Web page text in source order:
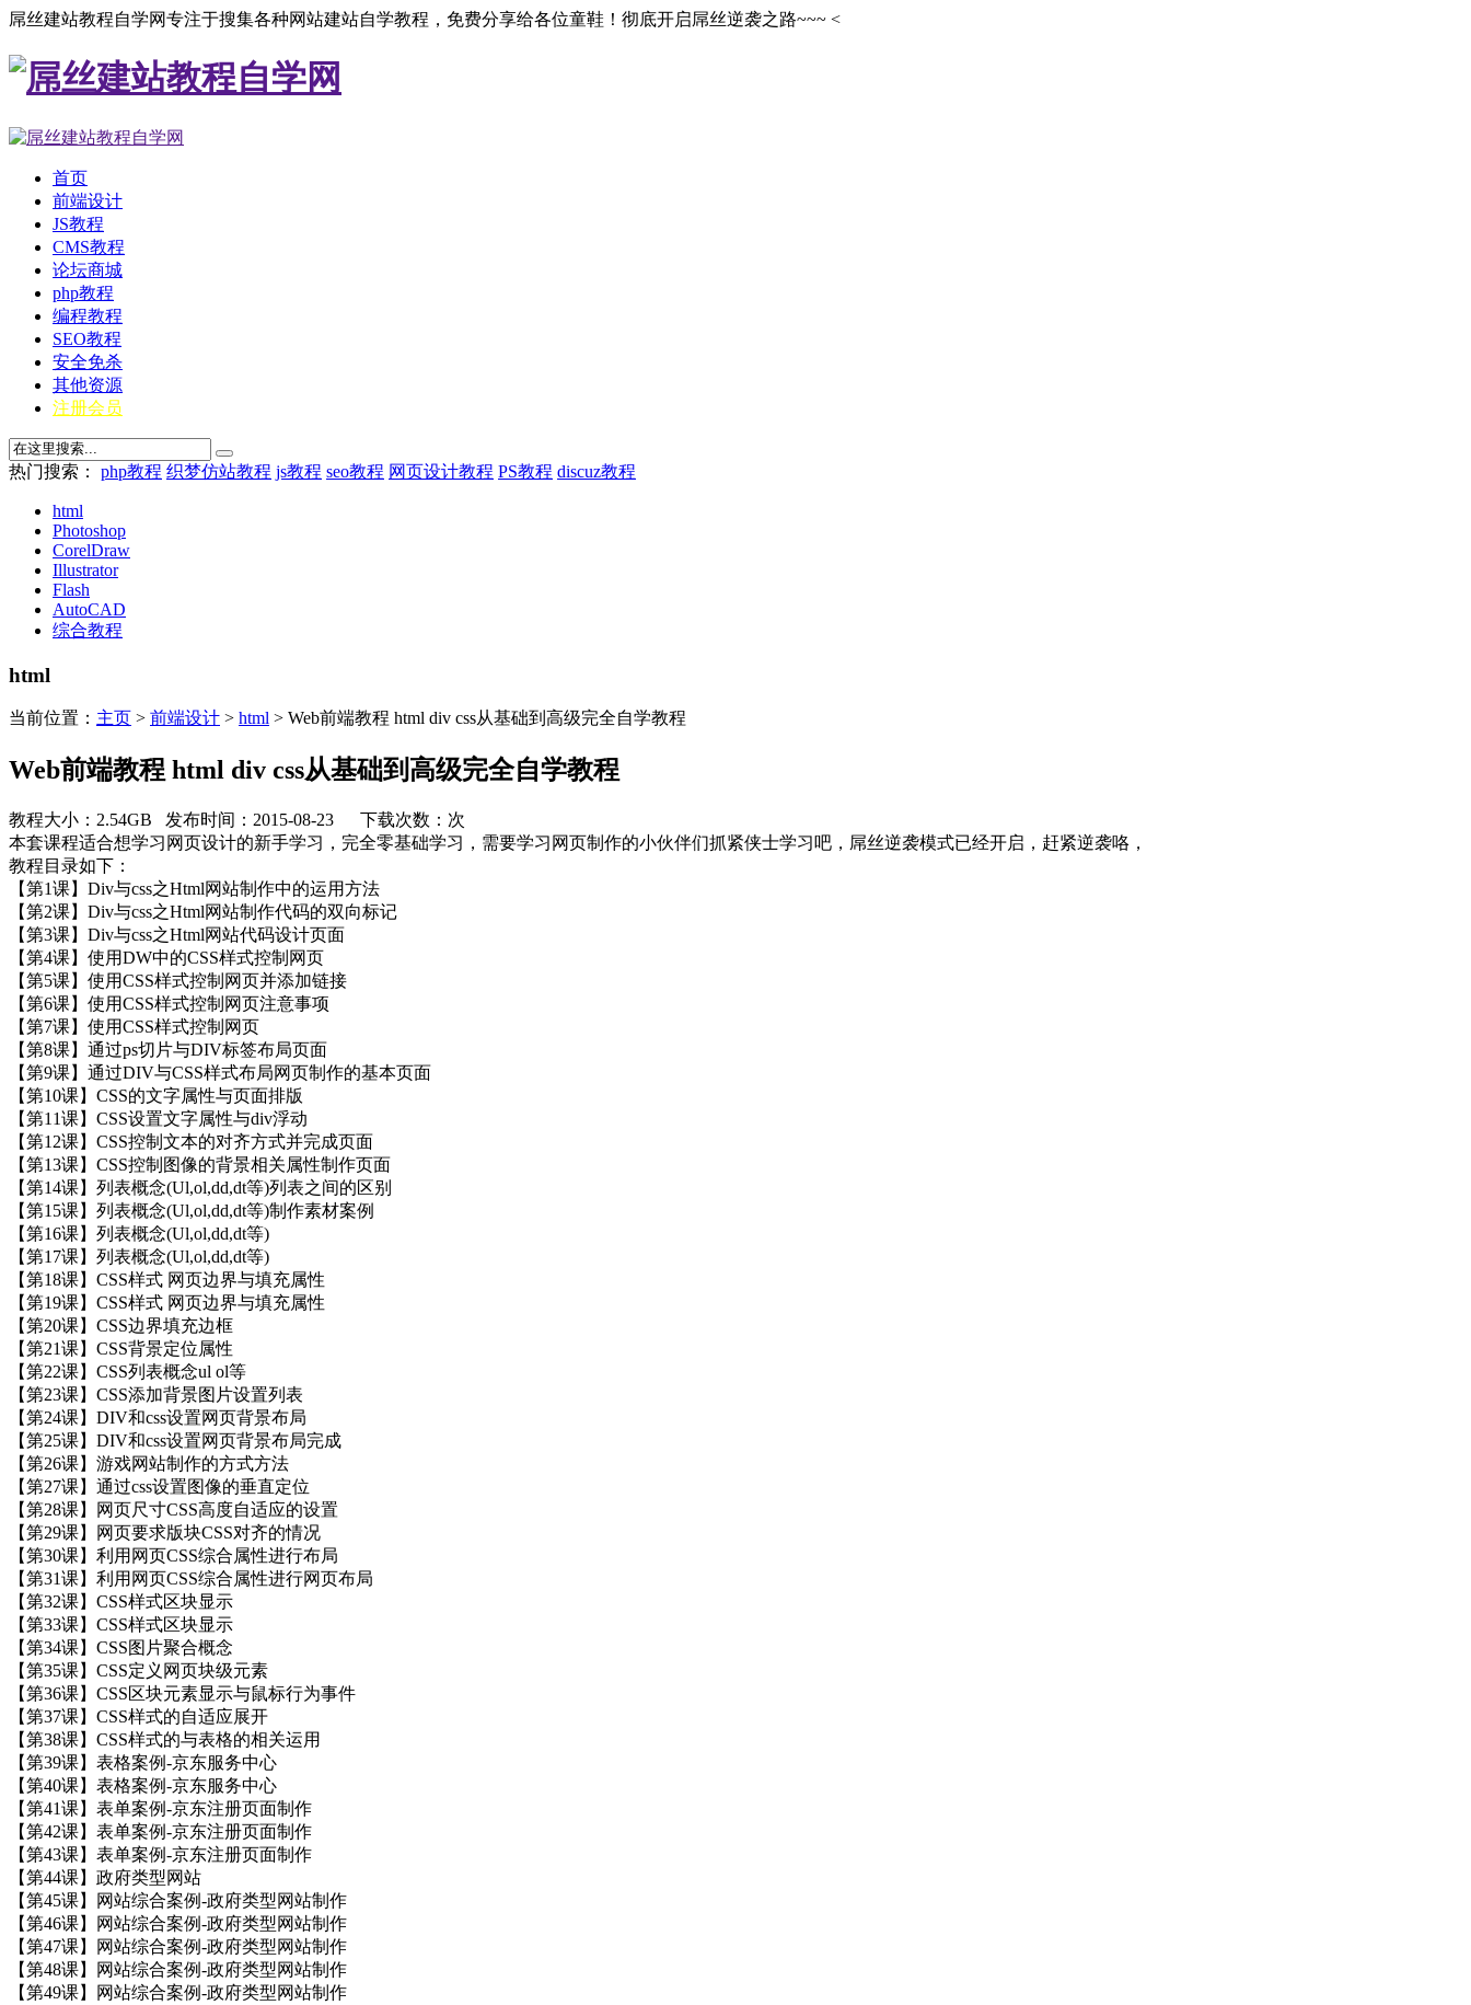
屌丝建站教程自学网专注于搜集各种网站建站自学教程，免费分享给各位童鞋！彻底开启屌丝逆袭之路~~~ <
首页
前端设计
JS教程
CMS教程
论坛商城
php教程
编程教程
SEO教程
安全免杀
其他资源
注册会员
热门搜索： php教程 织梦仿站教程 js教程 seo教程 网页设计教程 PS教程 discuz教程
html
Photoshop
CorelDraw
Illustrator
Flash
AutoCAD
综合教程
html
当前位置： 主页 > 前端设计 > html > Web前端教程 html div css从基础到高级完全自学教程
Web前端教程 html div css从基础到高级完全自学教程
教程大小：2.54GB 发布时间：2015-08-23 下载次数： 次
本套课程适合想学习网页设计的新手学习，完全零基础学习，需要学习网页制作的小伙伴们抓紧侠士学习吧，屌丝逆袭模式已经开启，赶紧逆袭咯，
教程目录如下：
【第1课】Div与css之Html网站制作中的运用方法
【第2课】Div与css之Html网站制作代码的双向标记
【第3课】Div与css之Html网站代码设计页面
【第4课】使用DW中的CSS样式控制网页
【第5课】使用CSS样式控制网页并添加链接
【第6课】使用CSS样式控制网页注意事项
【第7课】使用CSS样式控制网页
【第8课】通过ps切片与DIV标签布局页面
【第9课】通过DIV与CSS样式布局网页制作的基本页面
【第10课】CSS的文字属性与页面排版
【第11课】CSS设置文字属性与div浮动
【第12课】CSS控制文本的对齐方式并完成页面
【第13课】CSS控制图像的背景相关属性制作页面
【第14课】列表概念(Ul,ol,dd,dt等)列表之间的区别
【第15课】列表概念(Ul,ol,dd,dt等)制作素材案例
【第16课】列表概念(Ul,ol,dd,dt等)
【第17课】列表概念(Ul,ol,dd,dt等)
【第18课】CSS样式 网页边界与填充属性
【第19课】CSS样式 网页边界与填充属性
【第20课】CSS边界填充边框
【第21课】CSS背景定位属性
【第22课】CSS列表概念ul ol等
【第23课】CSS添加背景图片设置列表
【第24课】DIV和css设置网页背景布局
【第25课】DIV和css设置网页背景布局完成
【第26课】游戏网站制作的方式方法
【第27课】通过css设置图像的垂直定位
【第28课】网页尺寸CSS高度自适应的设置
【第29课】网页要求版块CSS对齐的情况
【第30课】利用网页CSS综合属性进行布局
【第31课】利用网页CSS综合属性进行网页布局
【第32课】CSS样式区块显示
【第33课】CSS样式区块显示
【第34课】CSS图片聚合概念
【第35课】CSS定义网页块级元素
【第36课】CSS区块元素显示与鼠标行为事件
【第37课】CSS样式的自适应展开
【第38课】CSS样式的与表格的相关运用
【第39课】表格案例-京东服务中心
【第40课】表格案例-京东服务中心
【第41课】表单案例-京东注册页面制作
【第42课】表单案例-京东注册页面制作
【第43课】表单案例-京东注册页面制作
【第44课】政府类型网站
【第45课】网站综合案例-政府类型网站制作
【第46课】网站综合案例-政府类型网站制作
【第47课】网站综合案例-政府类型网站制作
【第48课】网站综合案例-政府类型网站制作
【第49课】网站综合案例-政府类型网站制作